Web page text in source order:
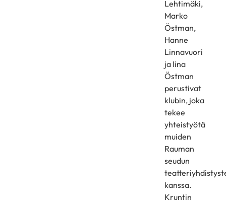
Lehtimäki,
Marko
Östman,
Hanne
Linnavuori
ja Iina
Östman
perustivat
klubin, joka
tekee
yhteistyötä
muiden
Rauman
seudun
kanssa.
Kruntin